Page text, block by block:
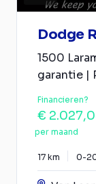
Dodge
1500
garantie |
Financieren?
€
per maand
17 km 0-